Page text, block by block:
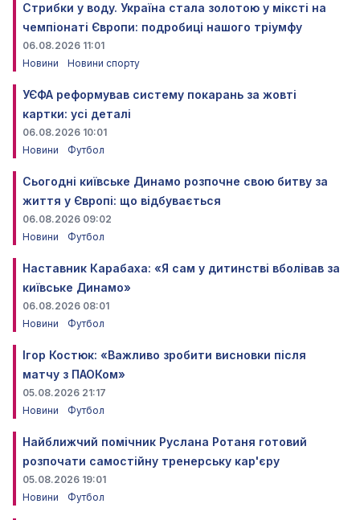
Стрибки у воду. Україна стала золотою у міксті на
чемпіонаті Європи: подробиці нашого тріумфу
06.08.2026 11:01
Новини
Новини спорту
УЄФА реформував систему покарань за жовті
картки: усі деталі
06.08.2026 10:01
Новини
Футбол
Сьогодні київське Динамо розпочне свою битву за
життя у Європі: що відбувається
06.08.2026 09:02
Новини
Футбол
Наставник Карабаха: «Я сам у дитинстві вболівав за
київське Динамо»
06.08.2026 08:01
Новини
Футбол
Ігор Костюк: «Важливо зробити висновки після
матчу з ПАОКом»
05.08.2026 21:17
Новини
Футбол
Найближчий помічник Руслана Ротаня готовий
розпочати самостійну тренерську кар'єру
05.08.2026 19:01
Новини
Футбол